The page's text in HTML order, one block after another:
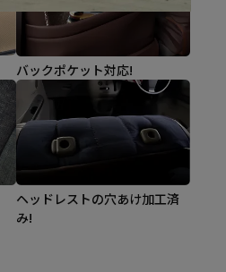
バックポケット対応!
ヘッドレストの穴あけ加工済
み!